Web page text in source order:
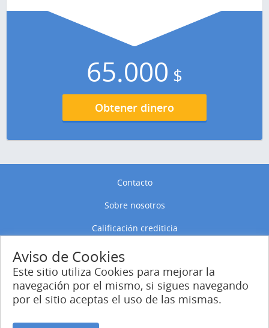
65.000 $
Obtener dinero
Contacto
Sobre nosotros
Calificación crediticia
Política de privacidad
Política de Cookies
Entrar
Aviso de Cookies
Este sitio utiliza Cookies para mejorar la
navegación por el mismo, si sigues navegando
por el sitio aceptas el uso de las mismas.